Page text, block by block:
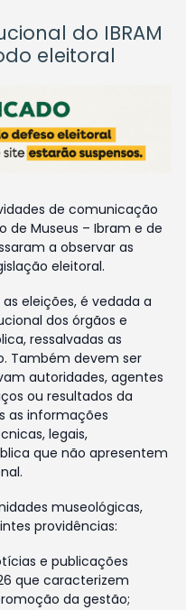
do IBRAM
eleitoral
de comunicação
de Museus – Ibram e de
a observar as
eleitoral.
eleições, é vedada a
dos órgãos e
ressalvadas as
Também devem ser
autoridades, agentes
ou resultados da
as informações
legais,
que não apresentem
museológicas,
providências:
e publicações
que caracterizem
da gestão;